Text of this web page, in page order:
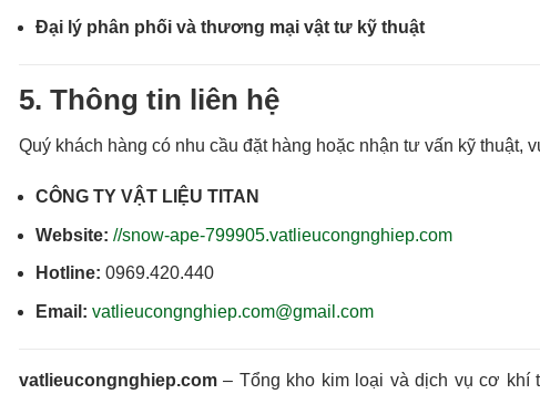
Đại lý phân phối và thương mại vật tư kỹ thuật
5. Thông tin liên hệ
Quý khách hàng có nhu cầu đặt hàng hoặc nhận tư vấn kỹ thuật,
CÔNG TY VẬT LIỆU TITAN
Website: //snow-ape-799905.vatlieucongnghiep.com
Hotline: 0969.420.440
Email: vatlieucongnghiep.com@gmail.com
vatlieucongnghiep.com – Tổng kho kim loại và dịch vụ cơ khí